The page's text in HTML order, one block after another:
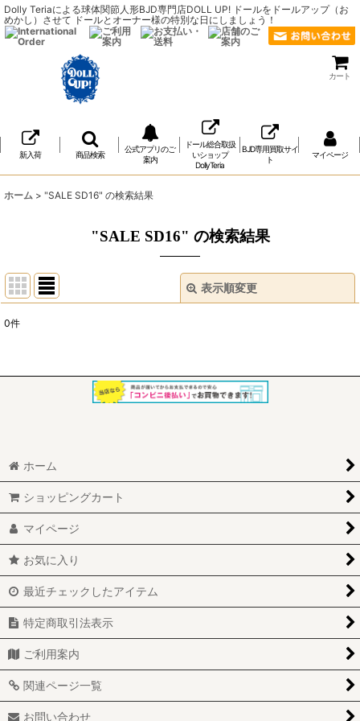
Dolly Teriaによる球体関節人形BJD専門店DOLL UP! ドールをドールアップ（お
めかし）させて ドールとオーナー様の特別な日にしましょう！
カート
新入荷 商品検索
公式アプリのご
案内
ドール総合取扱
いショップ
DollyTeria
BJD専用買取サイ
ト
マイページ
ホーム > "SALE SD16" の検索結果
"SALE SD16" の検索結果
表示順変更
商品検索
0件
ホーム
ショッピングカート
マイページ
お気に入り
最近チェックしたアイテム
特定商取引法表示
ご利用案内
関連ページ一覧
お問い合わせ